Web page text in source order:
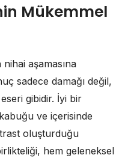
Mükemmel
aşamasına
sadece damağı değil,
gibidir. İyi bir
ve içerisinde
oluşturduğu
hem geleneksel